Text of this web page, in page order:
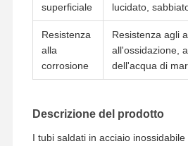
Fatory Tour
Controllo Di
Qualità
superficiale
lucidato,
Resistenza
alla
corrosione
Resistenza agli
all'ossidazione,
dell'acqua di
Descrizione del prodotto
I tubi saldati in acciaio